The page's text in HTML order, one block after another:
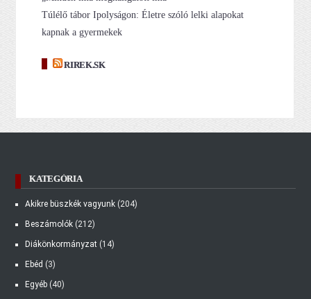
Túlélő tábor Ipolyságon: Életre szóló lelki alapokat
kapnak a gyermekek
RIREK.SK
KATEGÓRIA
Akikre büszkék vagyunk (204)
Beszámolók (212)
Diákönkormányzat (14)
Ebéd (3)
Egyéb (40)